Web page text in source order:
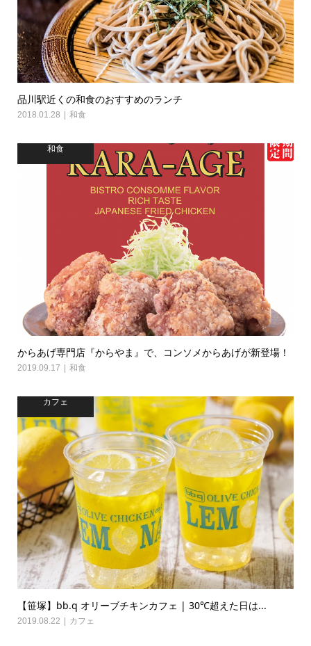
品川駅近くの和食のおすすめのランチ
2018.01.28 和食
和食
からあげ専門店『からやま』で、コンソメからあげが新登場！
2019.09.17 和食
カフェ
【笹塚】bb.q オリーブチキンカフェ | 30℃超えた日は...
2019.08.22 カフェ